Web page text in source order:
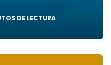
DE LECTURA